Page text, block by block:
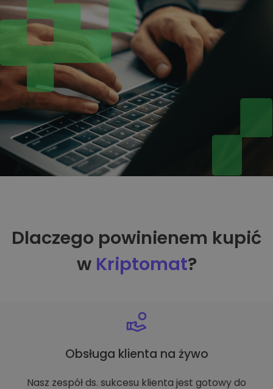
Dlaczego powinienem kupić
w Kriptomat?
Obsługa klienta na żywo
Nasz zespół ds. sukcesu klienta jest gotowy do